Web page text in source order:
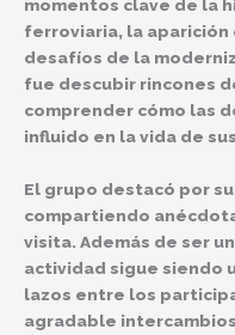
momentos clave de la
ferroviaria, la aparición
desafíos de la
fue descubir rincones
comprender cómo las
influido en la vida de
El grupo destacó por
compartiendo
visita. Además de ser
actividad sigue siendo
lazos entre los
agradable